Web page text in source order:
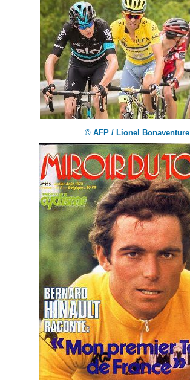
© AFP / Lionel Bonaventure